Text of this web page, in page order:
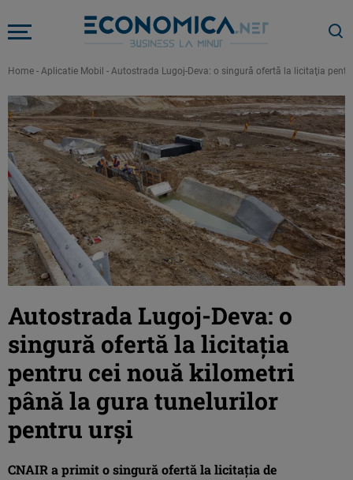
Home - Aplicatie Mobil - Autostrada Lugoj-Deva: o singură ofertă la licitaţia
Autostrada Lugoj-Deva: o
singură ofertă la licitaţia
pentru cei nouă kilometri
până la gura tunelurilor
pentru urşi
CNAIR a primit o singură ofertă la licitaţia de